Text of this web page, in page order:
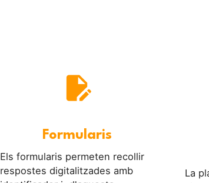
edit_document
Formularis
Els formularis permeten recollir
respostes digitalitzades amb
La